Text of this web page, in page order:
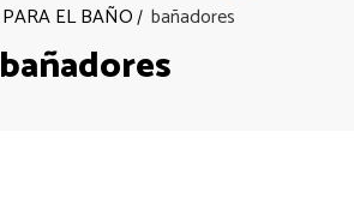
PARA EL BAÑO bañadores
bañadores